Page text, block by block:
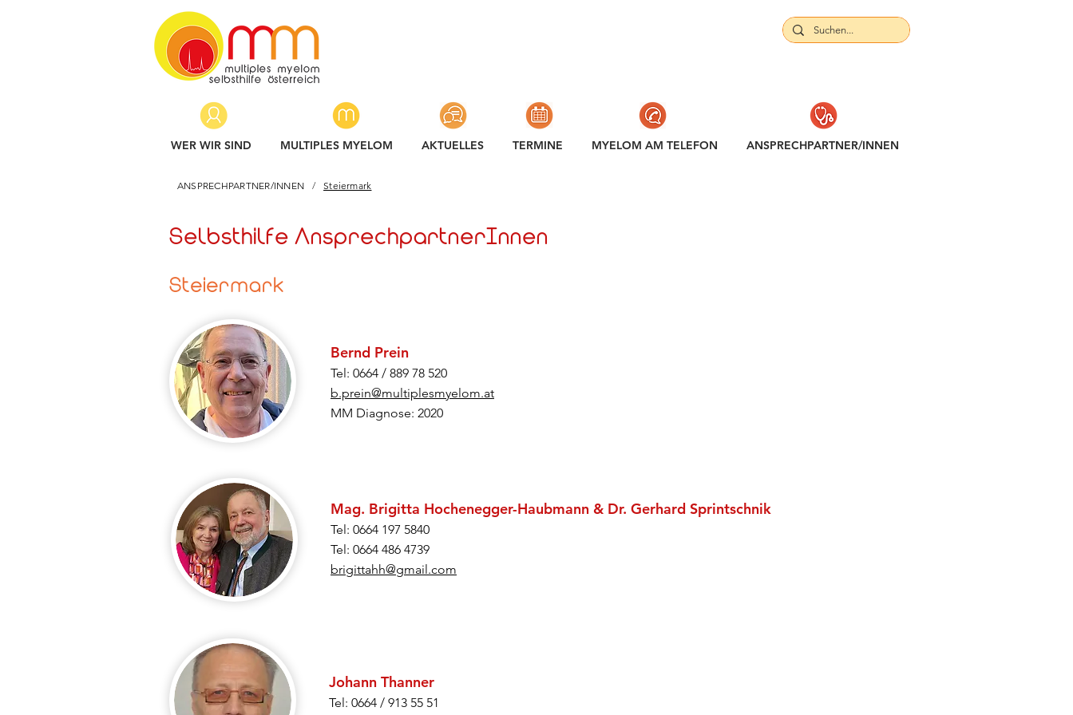
WER WIR SIND MULTIPLES MYELOM AKTUELLES TERMINE MYELOM AM TELEFON ANSPRECHPARTNER/INNEN
ANSPRECHPARTNER/INNEN / Steiermark
Selbsthilfe AnsprechpartnerInnen
Steiermark
Bernd Prein
Tel: 0664 / 889 78 520
b.prein@multiplesmyelom.at
MM Diagnose: 2020
Mag. Brigitta Hochenegger-Haubmann & Dr. Gerhard Sprintschnik
Tel: 0664 197 5840
Tel: 0664 486 4739
brigittahh@gmail.com
Johann Thanner
Tel: 0664 / 913 55 51